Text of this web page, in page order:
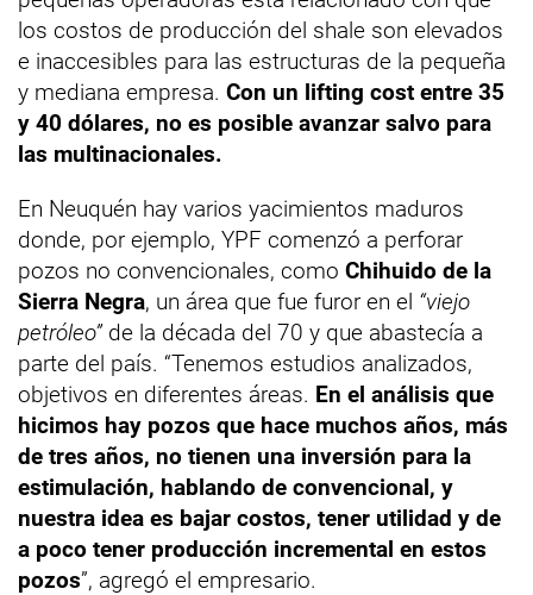
los costos de producción del shale son elevados
e inaccesibles para las estructuras de la pequeña
y mediana empresa. Con un lifting cost entre 35
y 40 dólares, no es posible avanzar salvo para
las multinacionales.
En Neuquén hay varios yacimientos maduros
donde, por ejemplo, YPF comenzó a perforar
pozos no convencionales, como Chihuido de la
Sierra Negra, un área que fue furor en el “viejo
petróleo”de la década del 70 y que abastecía a
parte del país. “Tenemos estudios analizados,
objetivos en diferentes áreas. En el análisis que
hicimos hay pozos que hace muchos años, más
de tres años, no tienen una inversión para la
estimulación, hablando de convencional, y
nuestra idea es bajar costos, tener utilidad y de
a poco tener producción incremental en estos
pozos”, agregó el empresario.